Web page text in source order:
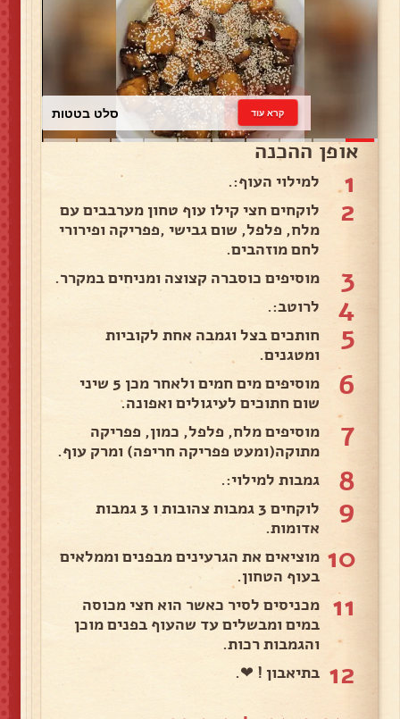
כרוב לבן קרא עוד
אופן ההכנה
1 למילוי העוף:.
2
לוקחים חצי קילו עוף טחון מערבבים עם
מלח, פלפל, שום גבישי ,פפריקה ופירורי
לחם מוזהבים.
3 מוסיפים כוסברה קצוצה ומניחים במקרר.
4 לרוטב:.
5
חותכים בצל וגמבה אחת לקוביות
ומטגנים.
6
מוסיפים מים חמים ולאחר מכן 5 שיני
שום חתוכים לעיגולים ואפונה.
7
מוסיפים מלח, פלפל, כמון, פפריקה
מתוקה(ומעט פפריקה חריפה) ומרק עוף.
8 גמבות למילוי:.
9
לוקחים 3 גמבות צהובות ו 3 גמבות
אדומות.
10 מוציאים את הגרעינים מבפנים וממלאים
בעוף הטחון.
11
מכניסים לסיר כאשר הוא חצי מכוסה
במים ומבשלים עד שהעוף בפנים מוכן
והגמבות רכות.
12 בתיאבון ! ❤.